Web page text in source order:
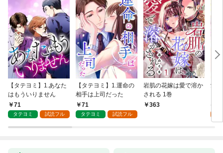
【タテヨミ】1.あなた
はもういりません
71
タテヨミ 試読フル
【タテヨミ】1.運命の
相手は上司だった
71
タテヨミ 試読フル
岩肌の花嫁は愛で溶か
される 1巻
363
愛